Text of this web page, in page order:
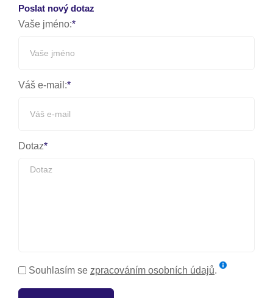
Poslat nový dotaz
Vaše jméno:
Váš e-mail:
Dotaz
Souhlasím se zpracováním osobních údajů.